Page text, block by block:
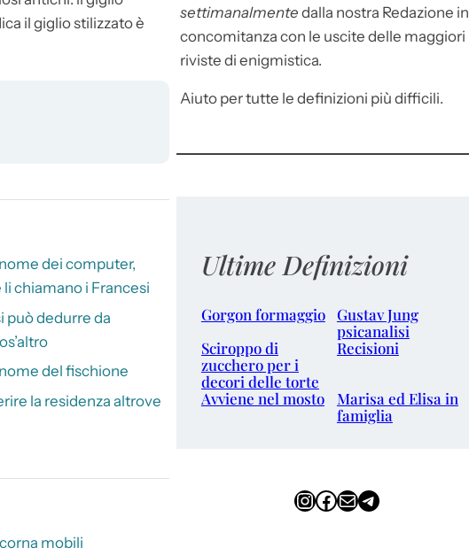
il giglio stilizzato è
dei computer,
chiamano i Francesi
può dedurre da
del fischione
la residenza altrove
mobili
settimanalmente dalla nostra Redazione in
concomitanza con le uscite delle maggiori
riviste di enigmistica.
Aiuto per tutte le definizioni più difficili.
Ultime Definizioni
Gorgon formaggio Gustav Jung
psicanalisi
Sciroppo di
zucchero per i
decori delle torte
Recisioni
Avviene nel mosto
Marisa ed Elisa in
famiglia
InstagramFacebook Email Telegram